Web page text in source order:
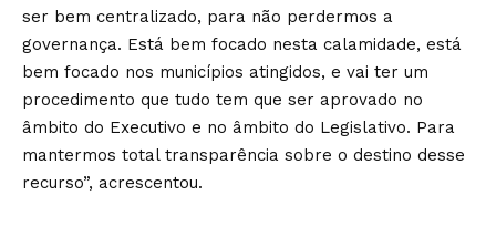
ser bem centralizado, para não perdermos a
governança. Está bem focado nesta calamidade, está
bem focado nos municípios atingidos, e vai ter um
procedimento que tudo tem que ser aprovado no
âmbito do Executivo e no âmbito do Legislativo. Para
mantermos total transparência sobre o destino desse
recurso”, acrescentou.